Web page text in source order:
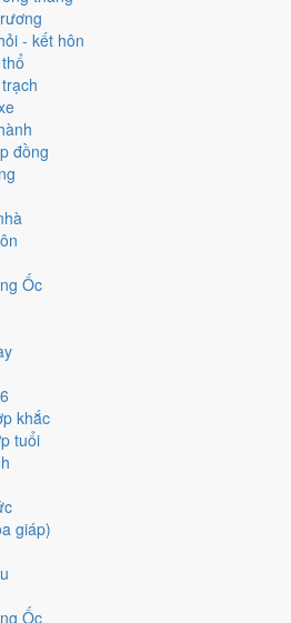
- kết hôn
đồng
Ốc
khắc
tuổi
giáp)
Ốc
Đại Tuyết
đóng cửa, bế tắc) nhưng gặp Sao
bình 7 việc chính chỉ
với các quyết định lớn khó đảo ngược.
tuổi
xử lý bên dưới.
tốt hay xấu cho